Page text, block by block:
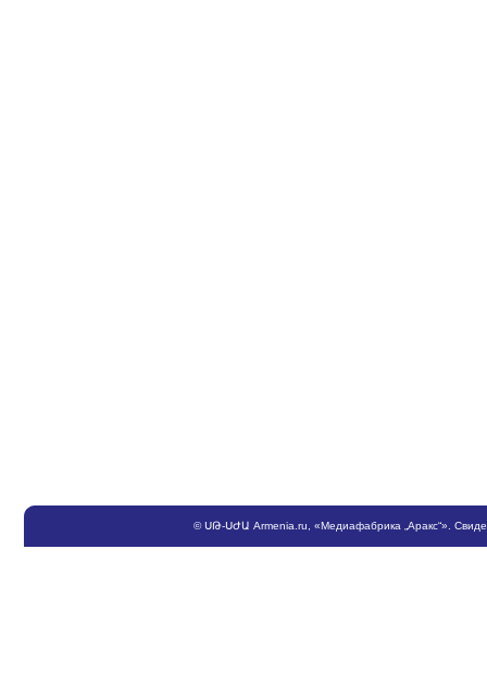
©ՍԹ-ՍԺԱ Armenia.ru , «Медиафабрика „Аракс“».